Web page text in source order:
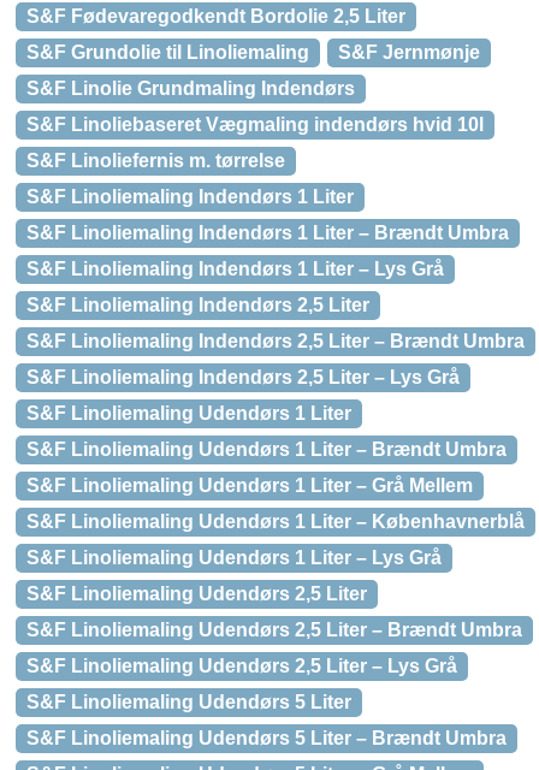
S&F Fødevaregodkendt Bordolie 2,5 Liter
S&F Grundolie til Linoliemaling
S&F Jernmønje
S&F Linolie Grundmaling Indendørs
S&F Linoliebaseret Vægmaling indendørs hvid 10l
S&F Linoliefernis m. tørrelse
S&F Linoliemaling Indendørs 1 Liter
S&F Linoliemaling Indendørs 1 Liter – Brændt Umbra
S&F Linoliemaling Indendørs 1 Liter – Lys Grå
S&F Linoliemaling Indendørs 2,5 Liter
S&F Linoliemaling Indendørs 2,5 Liter – Brændt Umbra
S&F Linoliemaling Indendørs 2,5 Liter – Lys Grå
S&F Linoliemaling Udendørs 1 Liter
S&F Linoliemaling Udendørs 1 Liter – Brændt Umbra
S&F Linoliemaling Udendørs 1 Liter – Grå Mellem
S&F Linoliemaling Udendørs 1 Liter – Københavnerblå
S&F Linoliemaling Udendørs 1 Liter – Lys Grå
S&F Linoliemaling Udendørs 2,5 Liter
S&F Linoliemaling Udendørs 2,5 Liter – Brændt Umbra
S&F Linoliemaling Udendørs 2,5 Liter – Lys Grå
S&F Linoliemaling Udendørs 5 Liter
S&F Linoliemaling Udendørs 5 Liter – Brændt Umbra